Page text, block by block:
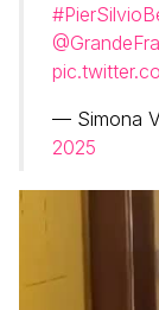
— Simona
2025